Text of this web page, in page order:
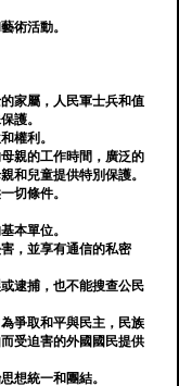
術活動。
家屬，人民軍士兵和值
護。
權利。
親的工作時間，廣泛的
和兒童提供特別保護。
切條件。
本單位。
，並享有通信的私密
逮捕，也不能搜查公民
爭取和平與民主，民族
受迫害的外國國民提供
想統一和團結。